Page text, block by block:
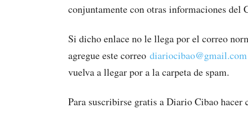
conjuntamente con otras informaciones del
Si dicho enlace no le llega por el correo
agregue este correo diariocibao@gmail.com
vuelva a llegar por a la carpeta de spam.
Para suscribirse gratis a Diario Cibao hacer